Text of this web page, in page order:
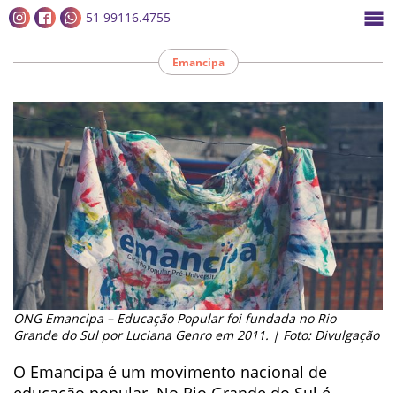
51 99116.4755
Emancipa
ONG Emancipa – Educação Popular foi fundada no Rio
Grande do Sul por Luciana Genro em 2011. | Foto: Divulgação
O Emancipa é um movimento nacional de